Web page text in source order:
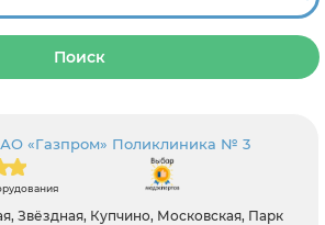
Поиск
«Газпром» Поликлиника № 3
Звёздная, Купчино, Московская, Парк